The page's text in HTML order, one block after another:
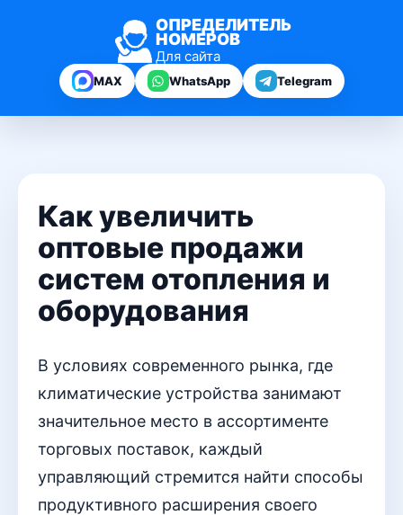
ОПРЕДЕЛИТЕЛЬ
НОМЕРОВ
Для сайта
MAX WhatsApp Telegram
Как увеличить
оптовые продажи
систем отопления и
оборудования
В условиях современного рынка, где
климатические устройства занимают
значительное место в ассортименте
торговых поставок, каждый
управляющий стремится найти способы
продуктивного расширения своего